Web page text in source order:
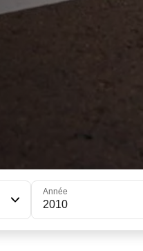
Année
2010